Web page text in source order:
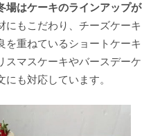
場はケーキのラインアップが
にもこだわり、チーズケーキ
を重ねているショートケーキ
スマスケーキやバースデーケ
も対応しています。